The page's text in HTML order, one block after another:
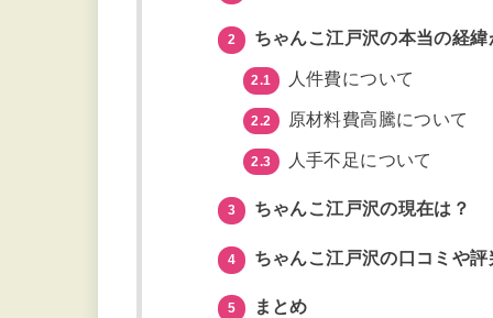
2 ちゃんこ江戸沢の本当の経
2.1 人件費について
2.2 原材料費高騰について
2.3 人手不足について
3 ちゃんこ江戸沢の現在は？
4 ちゃんこ江戸沢の口コミや
5 まとめ